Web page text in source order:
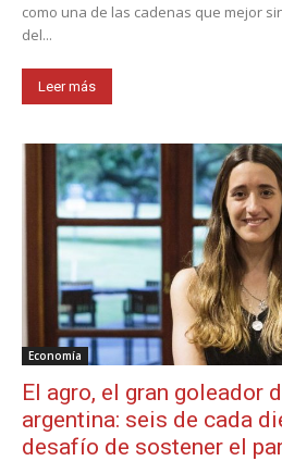
como una de las cadenas que mejor
del...
Leer más
Economía
El agro, el gran goleador
argentina: seis de cada
desafío de sostener el